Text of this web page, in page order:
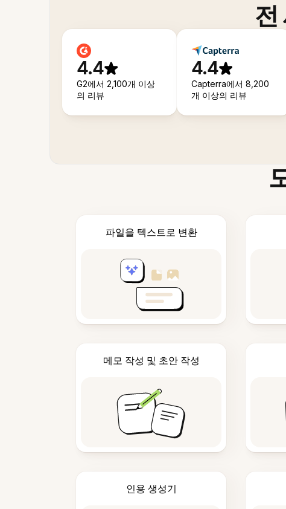
전
4.4
G2에서 2,100개 이상
의 리뷰
4.4
Capterra에서 8,200
개 이상의 리뷰
파일을 텍스트로 변환
메모 작성 및 초안 작성
인용 생성기